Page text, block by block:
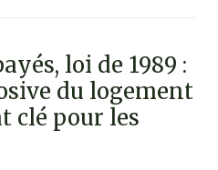
loi de 1989 :
du logement
clé pour les